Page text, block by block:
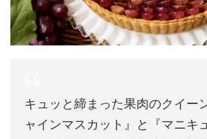
キュッと締まった果肉のクイー
ャインマスカット』と『マニキ